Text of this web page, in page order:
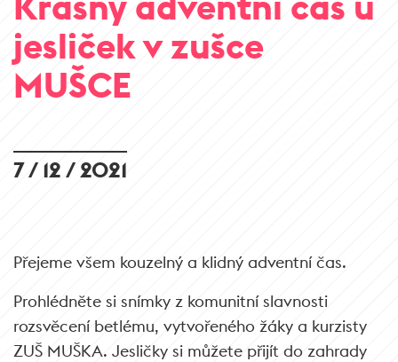
jesliček v zušce
MUŠCE
7 / 12 / 2021
Přejeme všem kouzelný a klidný adventní čas.
Prohlédněte si snímky z komunitní slavnosti
rozsvěcení betlému, vytvořeného žáky a kurzisty
ZUŠ MUŠKA. Jesličky si můžete přijít do zahrady